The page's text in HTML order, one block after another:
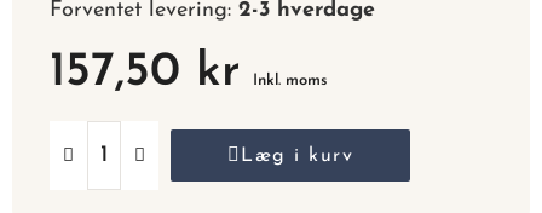
Forventet levering: 2-3 hverdage
157,50 kr Inkl. moms
Læg i kurv